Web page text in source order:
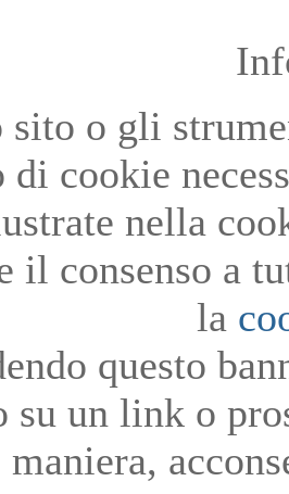
sito o gli
di cookie
nella
il consenso a
la
questo
su un link o
maniera,